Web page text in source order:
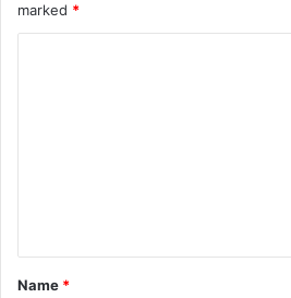
marked *
*
Name *